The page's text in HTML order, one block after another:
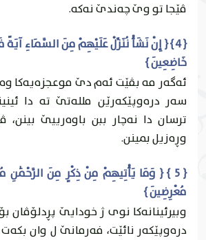
ڤێجا تو وێ چه‌ندێ نه‌كه‌.
{ 4 } { إِنْ نَشَأْ نُنَزِّلْ عَلَيْهِمْ مِنَ السَّمَاءِ
خَاضِعِينَ }
ئه‌گه‌ر مه‌ بڤێت ئه‌م دێ موعجزه‌یه‌كا
سه‌ر دره‌وپێكه‌رێن ملله‌تێ ته‌ دا
ترسان دا نه‌چار ببن باوه‌رییێ بينن،
وڕه‌زيل بمينن.
{ 5 } { وَمَا يَأْتِيهِمْ مِنْ ذِكْرٍ مِنَ الرَّحْمَٰنِ
مُعْرِضِينَ }
وبيرئينانه‌كا نوى ژ خودايێ پڕدلۆڤان
دره‌وپێكه‌ر نائێت، فه‌رمانێ ل وان